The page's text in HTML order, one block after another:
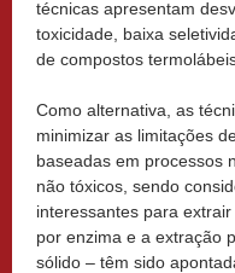
técnicas apresentam
toxicidade, baixa
de compostos
Como alternativa, as
minimizar as limitações
baseadas em processos
não tóxicos, sendo
interessantes para
por enzima e a extração
sólido – têm sido